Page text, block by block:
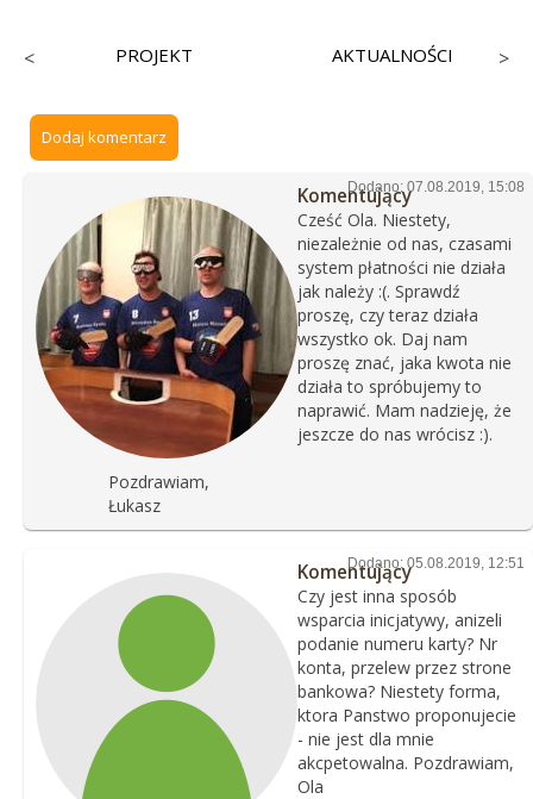
< PROJEKT AKTUALNOŚCI >
Dodaj komentarz
Dodano: 07.08.2019, 15:08
Komentujący
Cześć Ola. Niestety,
niezależnie od nas, czasami
system płatności nie działa
jak należy :(. Sprawdź
proszę, czy teraz działa
wszystko ok. Daj nam
proszę znać, jaka kwota nie
działa to spróbujemy to
naprawić. Mam nadzieję, że
jeszcze do nas wrócisz :).
Pozdrawiam,
Łukasz
Dodano: 05.08.2019, 12:51
Komentujący
Czy jest inna sposób
wsparcia inicjatywy, anizeli
podanie numeru karty? Nr
konta, przelew przez strone
bankowa? Niestety forma,
ktora Panstwo proponujecie
- nie jest dla mnie
akcpetowalna. Pozdrawiam,
Ola